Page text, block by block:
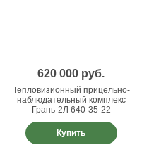
620 000 руб.
Тепловизионный прицельно-
наблюдательный комплекс
Грань-2Л 640-35-22
Купить